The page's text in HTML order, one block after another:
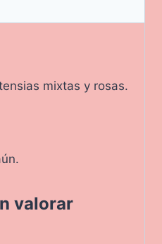
mixtas y rosas.
valorar